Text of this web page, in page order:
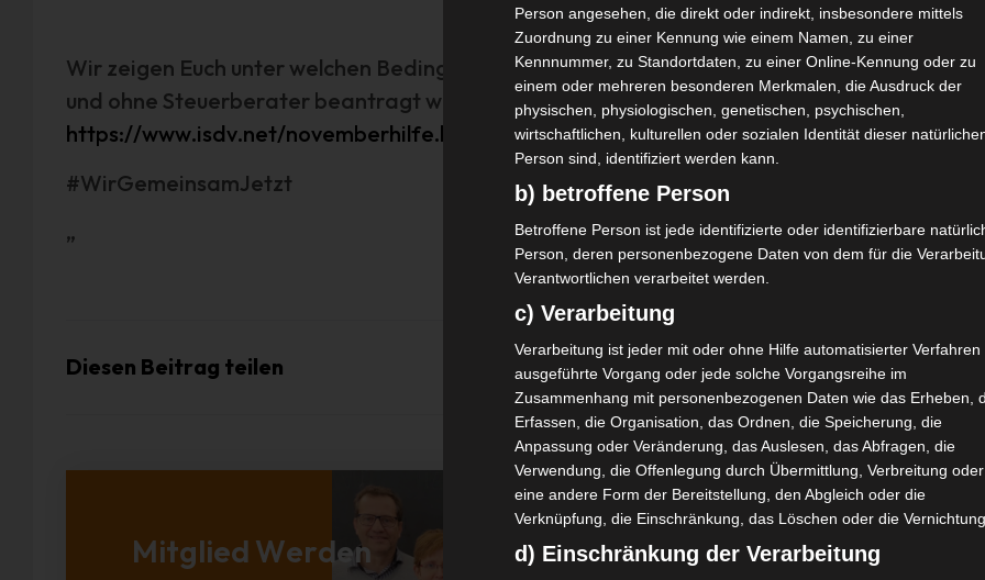
Wir zeigen Euch unter welchen Bedingungen die Novemberhilfe vereinfacht
und ohne Steuerberater beantragt werden kann:
https://www.isdv.net/novemberhilfe.html
#WirGemeinsamJetzt
„
Diesen Beitrag teilen
Mitglied Werden
Person angesehen, die direkt oder indirekt, insbesondere mittels
Zuordnung zu einer Kennung wie einem Namen, zu einer
Kennnummer, zu Standortdaten, zu einer Online-Kennung oder zu
einem oder mehreren besonderen Merkmalen, die Ausdruck der
physischen, physiologischen, genetischen, psychischen,
wirtschaftlichen, kulturellen oder sozialen Identität dieser
Person sind, identifiziert werden kann.
b) betroffene Person
Betroffene Person ist jede identifizierte oder identifizierbare
Person, deren personenbezogene Daten von dem für die
Verantwortlichen verarbeitet werden.
c) Verarbeitung
Verarbeitung ist jeder mit oder ohne Hilfe automatisierter Verfahren
ausgeführte Vorgang oder jede solche Vorgangsreihe im
Zusammenhang mit personenbezogenen Daten wie das Erheben,
Erfassen, die Organisation, das Ordnen, die Speicherung, die
Anpassung oder Veränderung, das Auslesen, das Abfragen, die
Verwendung, die Offenlegung durch Übermittlung, Verbreitung oder
eine andere Form der Bereitstellung, den Abgleich oder die
Verknüpfung, die Einschränkung, das Löschen oder die Vernichtung.
d) Einschränkung der Verarbeitung